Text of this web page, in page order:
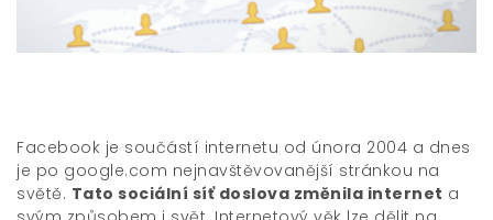
Facebook je součástí internetu od února 2004 a dnes
je po google.com nejnavštěvovanější stránkou na
světě. Tato sociální síť doslova změnila internet a